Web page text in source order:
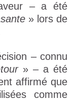
– a été
» lors de
– connu
» – a été
affirmé que
comme